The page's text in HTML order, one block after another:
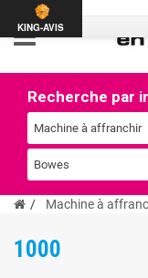
Recherche par
Machine à
1000
KING-AVIS